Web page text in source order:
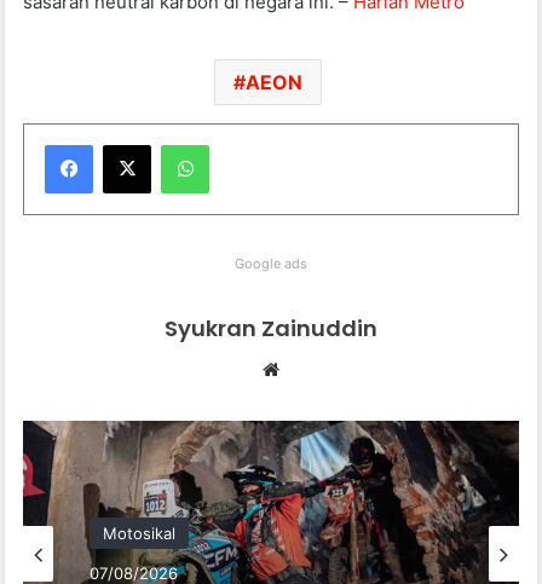
AEON
WhatsApp
Google ads
Syukran Zainuddin
Motosikal
07/08/2026